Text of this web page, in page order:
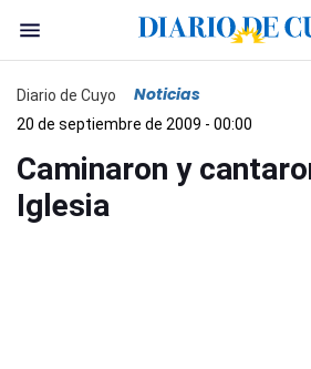
Diario de Cuyo Noticias
20 de septiembre de 2009 - 00:00
Caminaron y
Iglesia